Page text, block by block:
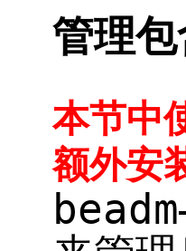
管理
本节中
额外安